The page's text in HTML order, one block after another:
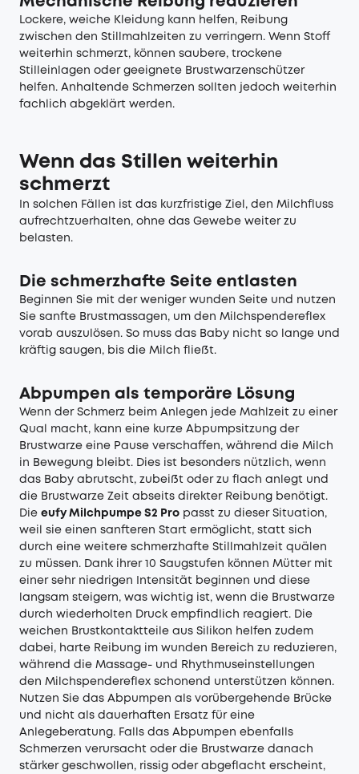
Lockere, weiche Kleidung kann helfen, Reibung
zwischen den Stillmahlzeiten zu verringern. Wenn Stoff
weiterhin schmerzt, können saubere, trockene
Stilleinlagen oder geeignete Brustwarzenschützer
helfen. Anhaltende Schmerzen sollten jedoch weiterhin
fachlich abgeklärt werden.
Wenn das Stillen weiterhin
schmerzt
In solchen Fällen ist das kurzfristige Ziel, den Milchfluss
aufrechtzuerhalten, ohne das Gewebe weiter zu
belasten.
Die schmerzhafte Seite entlasten
Beginnen Sie mit der weniger wunden Seite und nutzen
Sie sanfte Brustmassagen, um den Milchspendereflex
vorab auszulösen. So muss das Baby nicht so lange und
kräftig saugen, bis die Milch fließt.
Abpumpen als temporäre Lösung
Wenn der Schmerz beim Anlegen jede Mahlzeit zu einer
Qual macht, kann eine kurze Abpumpsitzung der
Brustwarze eine Pause verschaffen, während die Milch
in Bewegung bleibt. Dies ist besonders nützlich, wenn
das Baby abrutscht, zubeißt oder zu flach anlegt und
die Brustwarze Zeit abseits direkter Reibung benötigt.
Die eufy Milchpumpe S2 Pro passt zu dieser Situation,
weil sie einen sanfteren Start ermöglicht, statt sich
durch eine weitere schmerzhafte Stillmahlzeit quälen
zu müssen. Dank ihrer 10 Saugstufen können Mütter mit
einer sehr niedrigen Intensität beginnen und diese
langsam steigern, was wichtig ist, wenn die Brustwarze
durch wiederholten Druck empfindlich reagiert. Die
weichen Brustkontaktteile aus Silikon helfen zudem
dabei, harte Reibung im wunden Bereich zu reduzieren,
während die Massage- und Rhythmuseinstellungen
den Milchspendereflex schonend unterstützen können.
Nutzen Sie das Abpumpen als vorübergehende Brücke
und nicht als dauerhaften Ersatz für eine
Anlegeberatung. Falls das Abpumpen ebenfalls
Schmerzen verursacht oder die Brustwarze danach
stärker geschwollen, rissig oder abgeflacht erscheint,